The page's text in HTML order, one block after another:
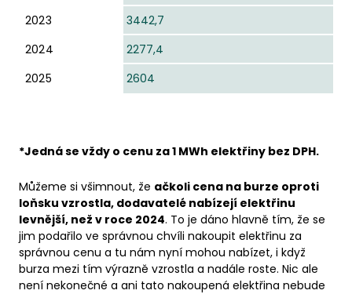
2023
3442,7
2024
2277,4
2025
2604
*Jedná se vždy o cenu za 1 MWh elektřiny bez DPH.
Můžeme si všimnout, že ačkoli cena na burze oproti
loňsku vzrostla, dodavatelé nabízejí elektřinu
levnější, než v roce 2024. To je dáno hlavně tím, že se
jim podařilo ve správnou chvíli nakoupit elektřinu za
správnou cenu a tu nám nyní mohou nabízet, i když
burza mezi tím výrazně vzrostla a nadále roste. Nic ale
není nekonečné a ani tato nakoupená elektřina nebude